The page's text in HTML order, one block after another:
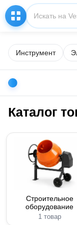
Инструмент
Каталог
Строительное
оборудование
1 товар